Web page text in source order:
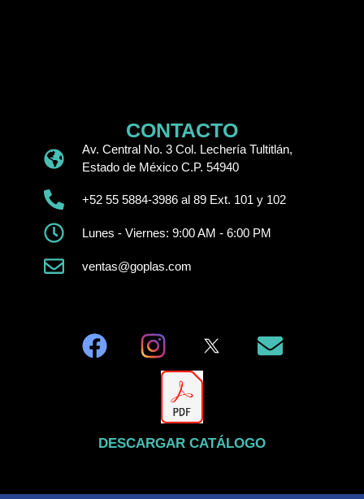
CONTACTO
Av. Central No. 3 Col. Lechería Tultitlán,
Estado de México C.P. 54940
+52 55 5884-3986 al 89 Ext. 101 y 102
Lunes - Viernes: 9:00 AM - 6:00 PM
ventas@goplas.com
DESCARGAR CATÁLOGO